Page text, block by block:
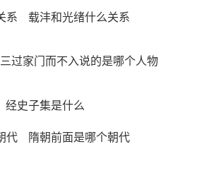
载沣和光绪什么关系
三过家门而不入说的是哪个人物
经史子集是什么
隋朝前面是哪个朝代